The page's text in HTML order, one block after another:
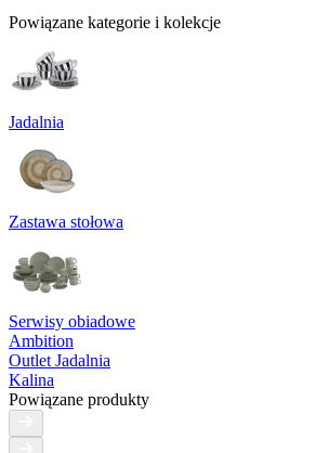
Powiązane kategorie i kolekcje
Jadalnia
Zastawa stołowa
Serwisy obiadowe
Ambition
Outlet Jadalnia
Kalina
Powiązane produkty